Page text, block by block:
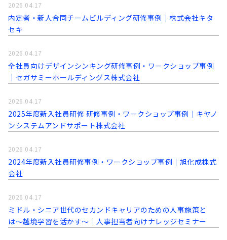
内定者・新人合同チームビルディング研修事例｜株式会社キタ
セキ
2026.04.17
全社員向けデザインシンキング研修事例・ワークショップ事例
｜セガサミーホールディングス株式会社
2026.04.17
2025年度新入社員研修 研修事例・ワークショップ事例｜キヤノ
ンシステムアンドサポート株式会社
2026.04.17
2024年度新入社員研修事例・ワークショップ事例｜旭化成株式
会社
2026.04.17
ミドル・シニア世代のセカンドキャリアのための人事施策と
は〜越境学習を活かす〜｜人事担当者向けナレッジセミナー
2026.04.17